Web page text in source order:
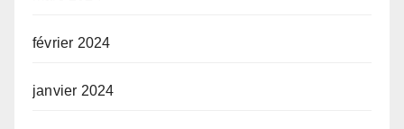
février 2024
janvier 2024